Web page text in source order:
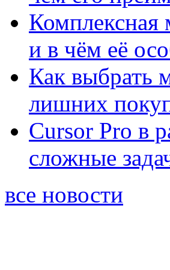
Комплексная
и в чём её
Как выбрать
лишних
Cursor Pro в
сложные
все новости